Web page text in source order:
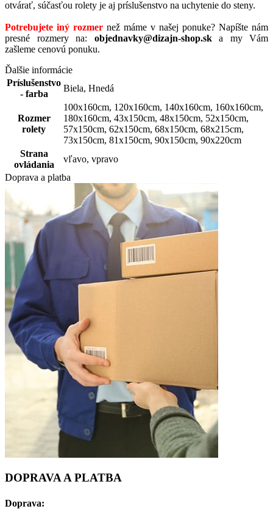
otvárať, súčasťou rolety je aj príslušenstvo na uchytenie do steny.
Potrebujete iný rozmer než máme v našej ponuke? Napíšte nám
presné rozmery
na: objednavky@dizajn-shop.sk a my
Vám
zašleme cenovú ponuku.
Ďalšie informácie
Príslušenstvo
- farba
Biela, Hnedá
Rozmer
rolety
100x160cm, 120x160cm, 140x160cm, 160x160cm,
180x160cm, 43x150cm, 48x150cm, 52x150cm,
57x150cm, 62x150cm, 68x150cm, 68x215cm,
73x150cm, 81x150cm, 90x150cm, 90x220cm
Strana
ovládania
vľavo, vpravo
Doprava a platba
DOPRAVA A PLATBA
Doprava: